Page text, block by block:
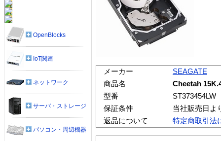
メーカー
SEAGATE
商品名
Cheetah
型番
ST373454LW
保証条件
当社販売日よ
返品について
特定商取引法
OpenBlocks
IoT関連
ネットワーク
サーバ・ストレージ
パソコン・周辺機器